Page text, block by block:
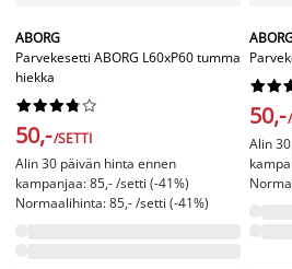
ABORG
Parvekesetti ABORG L60xP60 tumma
hiekka






50,-/SETTI
Alin 30 päivän hinta ennen
kampanjaa: 85,- /setti (-41%)
Normaalihinta: 85,- /setti (-41%)



50,-
Alin